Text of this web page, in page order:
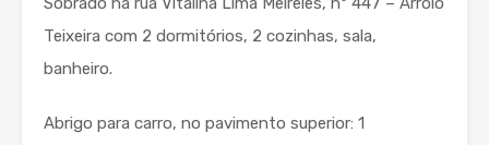
Teixeira com 2 dormitórios, 2 cozinhas, sala,
banheiro.
Abrigo para carro, no pavimento superior: 1